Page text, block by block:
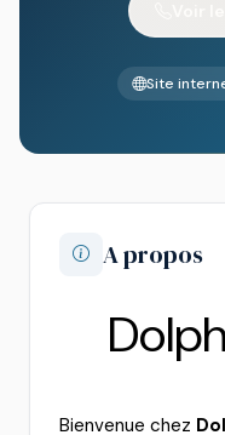
Site
A propos
Bienvenue chez